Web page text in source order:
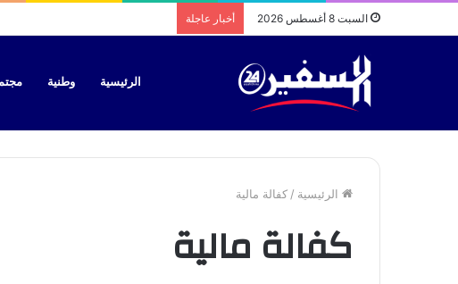
السبت 8 أغسطس 2026 أخبار عاجلة
الرئيسية وطنية
الرئيسية / كفالة مالية
كفالة مالية